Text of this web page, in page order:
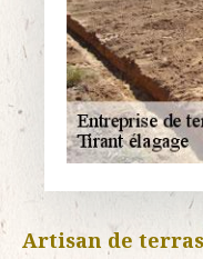
Artisan de